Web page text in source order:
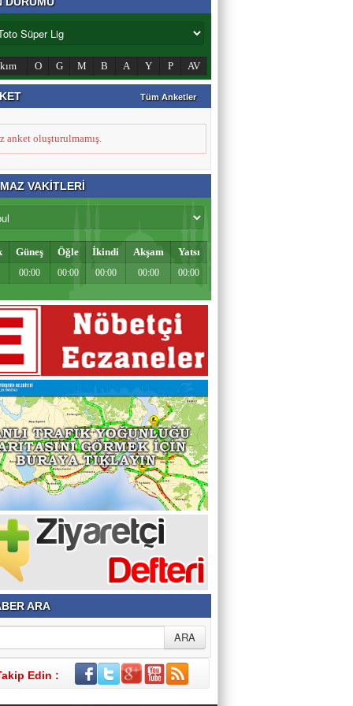
Zahid Medeni
Şehir ve Aile Şurasının Düşündürdükleri (2)
Bir İnsanlık Mektebi: Tosya Yaren Kültürü
O G M B A Y P AV
Tüm Anketler
anket oluşturulmamış.
VAKİTLERİ
Güneş Öğle İkindi Akşam Yatsı
00:00 00:00 00:00 00:00 00:00
ARA
Edin :